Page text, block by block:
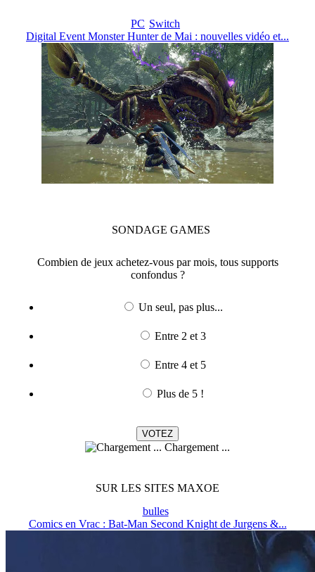
PC Switch
Digital Event Monster Hunter de Mai : nouvelles vidéo et...
SONDAGE GAMES
Combien de jeux achetez-vous par mois, tous supports
confondus ?
Un seul, pas plus...
Entre 2 et 3
Entre 4 et 5
Plus de 5 !
Chargement ...
SUR LES SITES MAXOE
bulles
Comics en Vrac : Bat-Man Second Knight de Jurgens &...